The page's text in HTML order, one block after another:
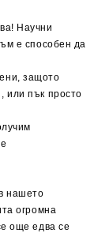
Научни
е способен да
защото
или пък просто
нашето
огромна
още едва се